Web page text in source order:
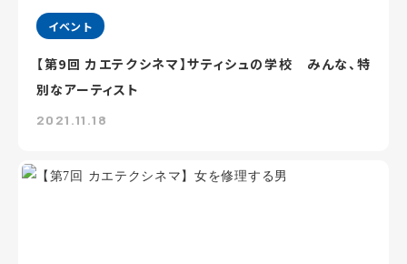
イベント
【第9回 カエテクシネマ】サティシュの学校 みんな、特
別なアーティスト
2021.11.18